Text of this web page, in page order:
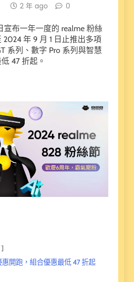
2 年 ago 0
宣布一年一度的 realme 粉絲
年 9 月 1 日止推出多項
系列、數字 Pro 系列與智慧
47 折起。
開跑，組合優惠最低 47 折起